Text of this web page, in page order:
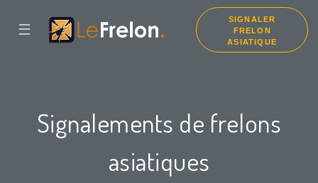
☰
SIGNALER
FRELON
ASIATIQUE
Signalements de frelons
asiatiques